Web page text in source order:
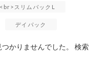
スリムパックL
デイパック
かりませんでした。 検索